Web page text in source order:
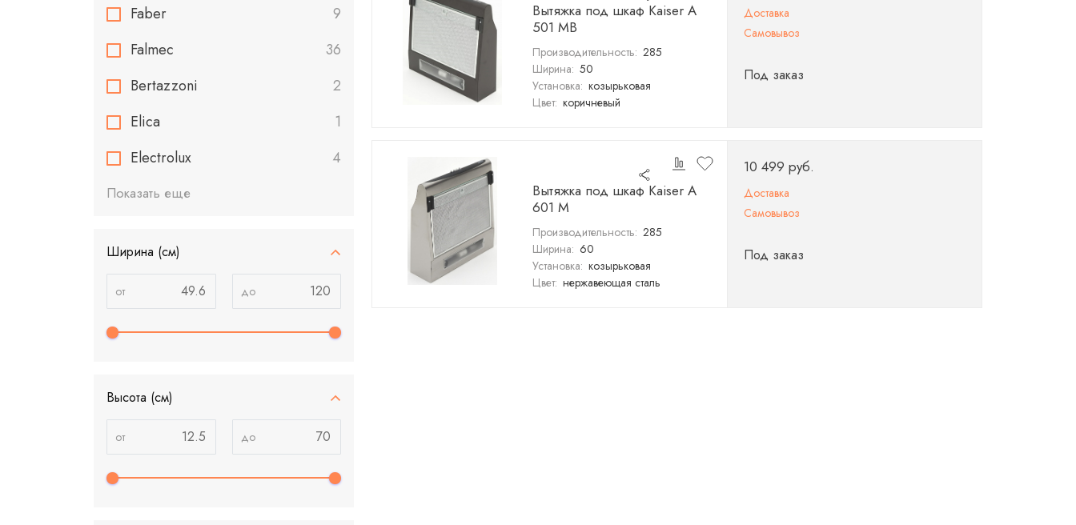
Faber
9
Falmec
36
Bertazzoni
2
Elica
1
Electrolux
4
Показать еще
Ширина (см)
Высота (см)
Вытяжка под шкаф Kaiser A
501 MB
Производительность: 285
Ширина: 50
Установка: козырьковая
Цвет: коричневый
Доставка
Самовывоз
Под заказ
Вытяжка под шкаф Kaiser A
601 M
Производительность: 285
Ширина: 60
Установка: козырьковая
Цвет: нержавеющая сталь
10 499 руб.
Доставка
Самовывоз
Под заказ